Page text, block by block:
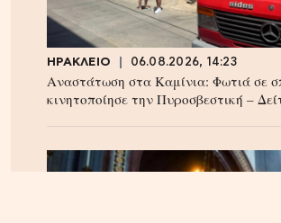
ΗΡΑΚΛΕΙΟ 06.08.2026, 14:23
Αναστάτωση στα Καμίνια: Φωτιά σε
κινητοποίησε την Πυροσβεστική –